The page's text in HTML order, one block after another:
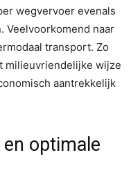
wegvervoer evenals
Veelvoorkomend naar
transport. Zo
milieuvriendelijke wijze
aantrekkelijk
optimale